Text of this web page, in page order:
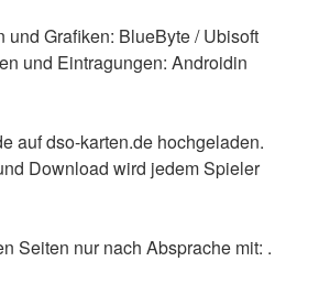
Grafiken: BlueByte / Ubisoft
und Eintragungen: Androidin
auf dso-karten.de hochgeladen.
Download wird jedem Spieler
Seiten nur nach Absprache mit: .